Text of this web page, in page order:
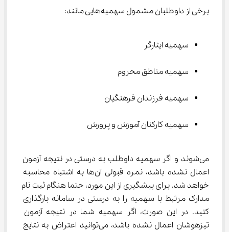
برخی از داوطلبان مشمول سهمیه‌هایی مانند:
سهمیه ایثارگر
سهمیه مناطق محروم
سهمیه فرزندان فرهنگیان
سهمیه کارکنان آموزش و پرورش
می‌شوند و اگر سهمیه داوطلب به درستی در نتیجه آزمون
اعمال نشده باشد، نمره قبولی آن‌ها به اشتباه محاسبه
خواهد شد. برای پیشگیری از این مورد، حتما هنگام ثبت نام
مدارک مرتبط با سهمیه را به درستی در سامانه بارگذاری
کنید. در این صورت، اگر سهمیه شما در نتیجه آزمون
تیزهوشان اعمال نشده باشد، می‌توانید اعتراض به نتایج